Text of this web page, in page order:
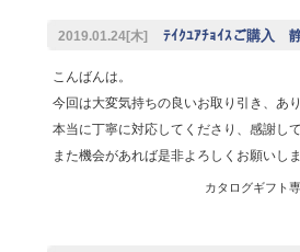
2019.01.24[木] ﾃｲｸﾕｱﾁｮｲｽご購入
こんばんは。
今回は大変気持ちの良いお取り引き、あ
本当に丁寧に対応してくださり、感謝して
また機会があれば是非よろしくお願いしま
カタログギフト